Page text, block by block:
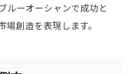
ルーオーシャンで成功と
創造を表現します。